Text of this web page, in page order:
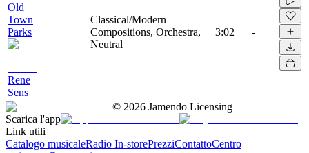
Old
Town
Parks
Rene
Sens
Classical/Modern
Compositions, Orchestra,
Neutral
3:02 -
© 2026 Jamendo Licensing
Scarica l'app
Link utili
Catalogo musicaleRadio In-storePrezziContattoCentro